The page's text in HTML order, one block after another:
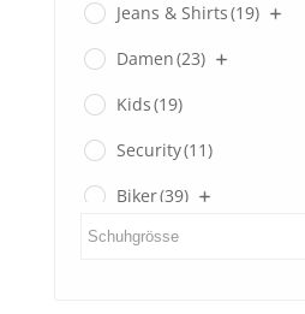
Jeans & Shirts(19)
Damen(23)
Kids(19)
Security(11)
Biker(39)
Gents(3)